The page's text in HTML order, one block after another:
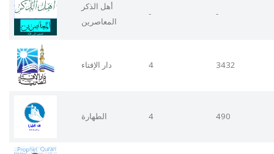
أهل الذكر
المعاصرين
- -
دار الإفتاء 4 3432
الطهارة 4 490